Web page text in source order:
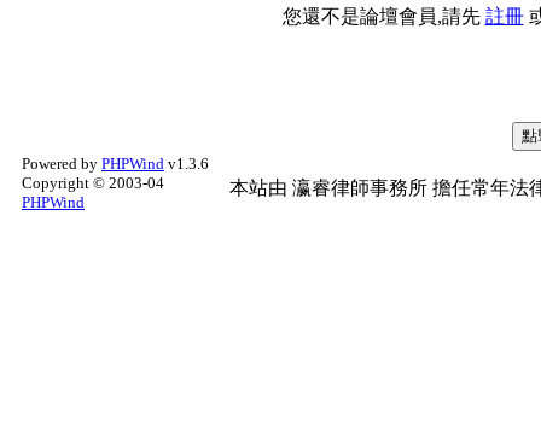
您還不是論壇會員,請先 註冊
Powered by PHPWind v1.3.6
Copyright © 2003-04
PHPWind
本站由 瀛睿律師事務所 擔任常年法